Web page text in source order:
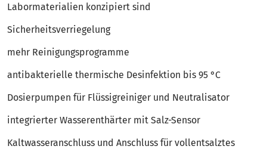
Labormaterialien konzipiert sind
Sicherheitsverriegelung
mehr Reinigungsprogramme
antibakterielle thermische Desinfektion bis 95 °C
Dosierpumpen für Flüssigreiniger und Neutralisator
integrierter Wasserenthärter mit Salz-Sensor
Kaltwasseranschluss und Anschluss für vollentsalztes